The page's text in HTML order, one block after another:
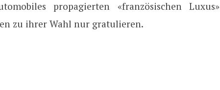
propagierten «französischen Luxus»
zu ihrer Wahl nur gratulieren.